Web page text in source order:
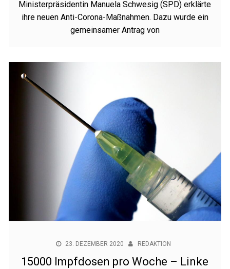
Ministerpräsidentin Manuela Schwesig (SPD) erklärte
ihre neuen Anti-Corona-Maßnahmen. Dazu wurde ein
gemeinsamer Antrag von
23. DEZEMBER 2020 REDAKTION
15000 Impfdosen pro Woche – Linke